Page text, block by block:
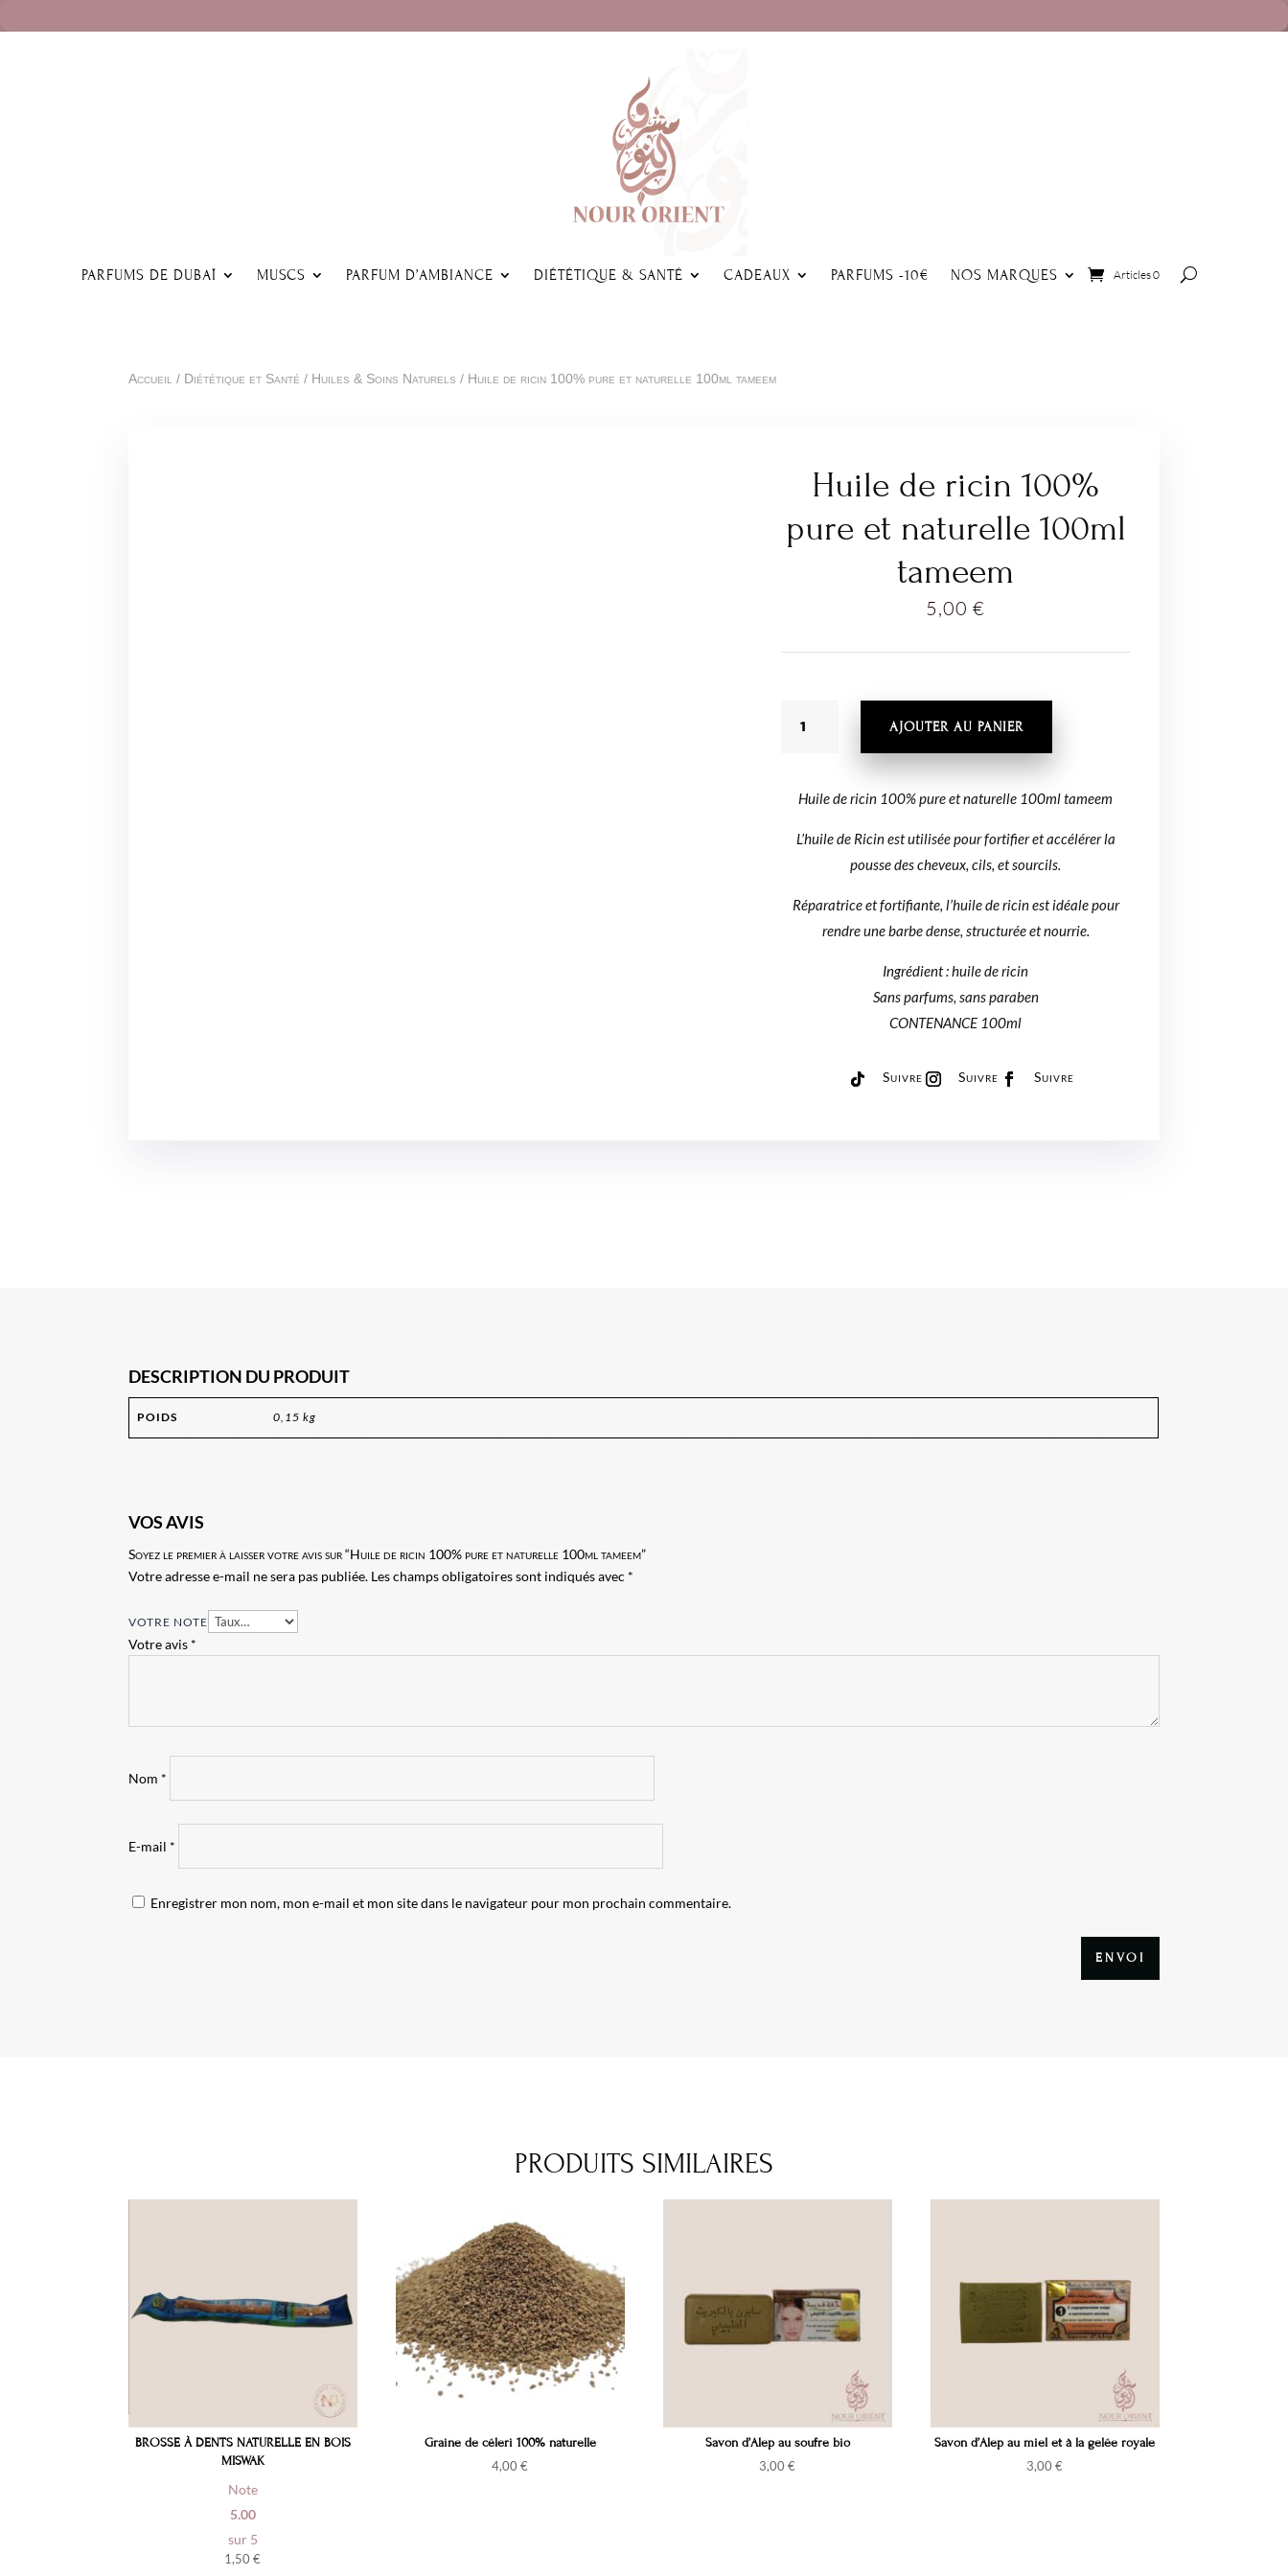
PARFUMS DE DUBAÏ MUSCS PARFUM D’AMBIANCE DIÉTÉTIQUE & SANTÉ CADEAUX PARFUMS -10€ NOS MARQUES Articles 0
Accueil / Diététique et Santé / Huiles & Soins Naturels / Huile de ricin 100% pure et naturelle 100ml tameem
Huile de ricin 100%
pure et naturelle 100ml
tameem
5,00€
RICIN
PURE
100ML
TAMEEM
AJOUTER AU PANIER
Huile de ricin 100% pure et naturelle 100ml tameem
L’huile de Ricin est utilisée pour fortifier et accélérer la
pousse des cheveux, cils, et sourcils.
Réparatrice et fortifiante, l’huile de ricin est idéale pour
rendre une barbe dense, structurée et nourrie.
Ingrédient : huile de ricin
Sans parfums, sans paraben
CONTENANCE 100ml
Suivre Suivre Suivre
DESCRIPTION DU PRODUIT
POIDS 0,15 kg
VOS AVIS
Soyez le premier à laisser votre avis sur “Huile de ricin 100% pure et naturelle 100ml tameem”
Votre adresse e-mail ne sera pas publiée. Les champs obligatoires sont indiqués avec *
VOTRE NOTE
Votre avis *
Nom *
E-mail *
Enregistrer mon nom, mon e-mail et mon site dans le navigateur pour mon prochain commentaire.
ENVOI
PRODUITS SIMILAIRES
BROSSE À DENTS NATURELLE EN BOIS
MISWAK
Note
5.00
sur 5
1,50€
Graine de céleri 100% naturelle
4,00€
Savon d’Alep au soufre bio
3,00€
Savon d’Alep au miel et à la gelée royale
3,00€